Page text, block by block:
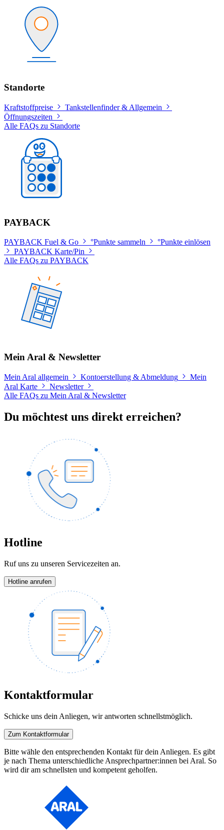
Standorte
Kraftstoffpreise
Tankstellenfinder & Allgemein
Öffnungszeiten
Alle FAQs zu Standorte
PAYBACK
PAYBACK Fuel & Go °Punkte sammeln
°Punkte einlösen
PAYBACK Karte/Pin
Alle FAQs zu PAYBACK
Mein Aral & Newsletter
Mein Aral allgemein Kontoerstellung & Abmeldung
Mein
Aral Karte
Newsletter
Alle FAQs zu Mein Aral & Newsletter
Du möchtest uns direkt erreichen?
Hotline
Ruf uns zu unseren Servicezeiten an.
Hotline anrufen
Kontaktformular
Schicke uns dein Anliegen, wir antworten schnellstmöglich.
Zum Kontaktformular
Bitte wähle den entsprechenden Kontakt für dein Anliegen. Es gibt
je nach Thema unterschiedliche Ansprechpartner:innen bei Aral. So
wird dir am schnellsten und kompetent geholfen.